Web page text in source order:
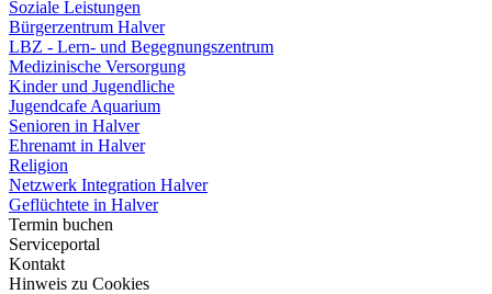
Soziale Leistungen
Bürgerzentrum Halver
LBZ - Lern- und Begegnungszentrum
Medizinische Versorgung
Kinder und Jugendliche
Jugendcafe Aquarium
Senioren in Halver
Ehrenamt in Halver
Religion
Netzwerk Integration Halver
Geflüchtete in Halver
Termin buchen
Serviceportal
Kontakt
Hinweis zu Cookies